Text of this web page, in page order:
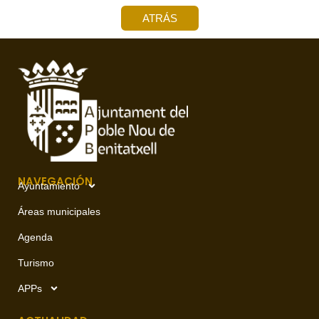
ATRÁS
NAVEGACIÓN
Ayuntamiento
Áreas municipales
Agenda
Turismo
APPs